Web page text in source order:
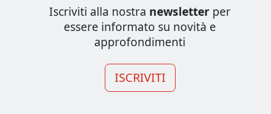
Iscriviti alla nostra newsletter per
essere informato su novità e
approfondimenti
ISCRIVITI